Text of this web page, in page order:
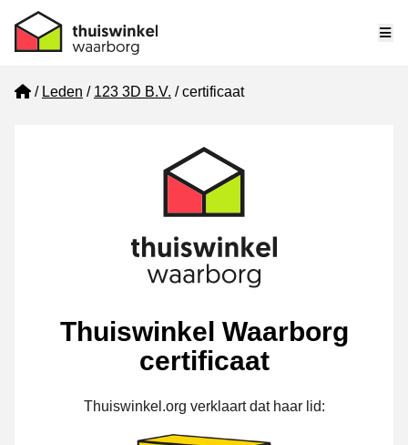
Home
Leden 123 3D B.V. certificaat
Thuiswinkel Waarborg
certificaat
Thuiswinkel.org verklaart dat haar lid: